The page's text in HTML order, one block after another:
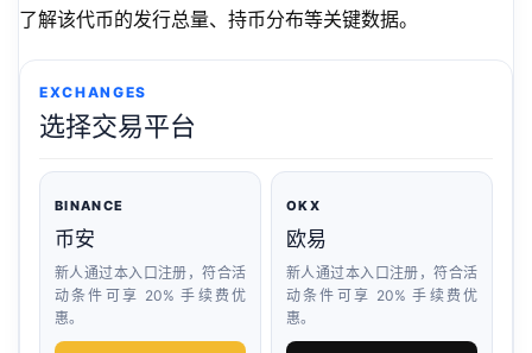
了解该代币的发行总量、持币分布等关键数据。
EXCHANGES
选择交易平台
BINANCE
币安
新人通过本入口注册，符合活
动条件可享 20% 手续费优
惠。
OKX
欧易
新人通过本入口注册，符合活
动条件可享 20% 手续费优
惠。